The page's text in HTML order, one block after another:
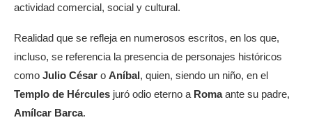
actividad comercial, social y cultural.
Realidad que se refleja en numerosos escritos, en los que,
incluso, se referencia la presencia de personajes históricos
como Julio César o Aníbal, quien, siendo un niño, en el
Templo de Hércules juró odio eterno a Romaante su padre,
Amílcar Barca.